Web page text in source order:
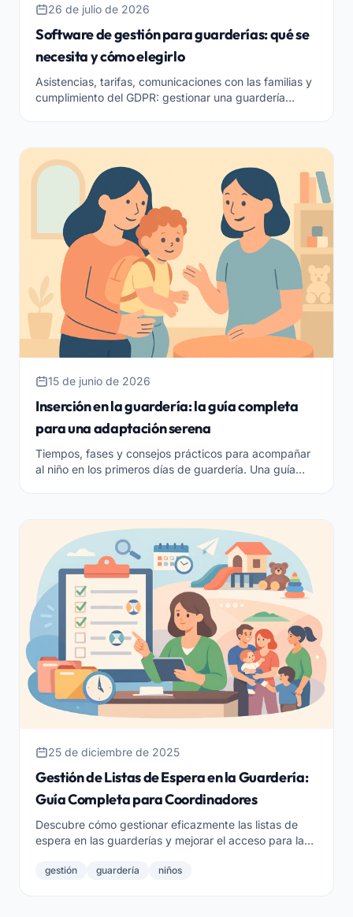
26 de julio de 2026
Software de gestión para guarderías: qué se
necesita y cómo elegirlo
Asistencias, tarifas, comunicaciones con las familias y
cumplimiento del GDPR: gestionar una guardería
15 de junio de 2026
Inserción en la guardería: la guía completa
para una adaptación serena
Tiempos, fases y consejos prácticos para acompañar
al niño en los primeros días de guardería. Una guía
25 de diciembre de 2025
Gestión de Listas de Espera en la Guardería:
Guía Completa para Coordinadores
Descubre cómo gestionar eficazmente las listas de
espera en las guarderías y mejorar el acceso para las
gestión guardería niños